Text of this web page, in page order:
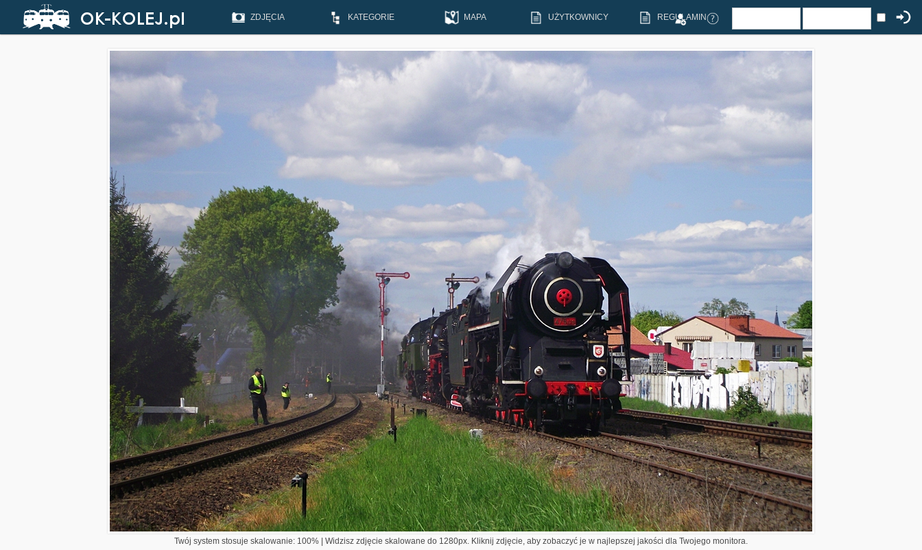
ZDJĘCIA KATEGORIE MAPA UŻYTKOWNICY REGULAMIN
Twój system stosuje skalowanie: 100% | Widzisz zdjęcie skalowane do 1280px. Kliknij zdjęcie, aby zobaczyć je w najlepszej jakości dla Twojego monitora.